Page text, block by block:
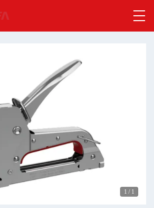
1 / 1